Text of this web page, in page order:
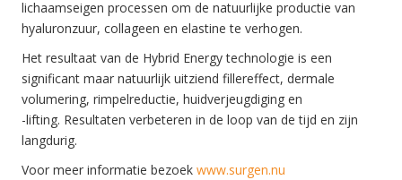
lichaamseigen processen om de natuurlijke productie van
hyaluronzuur, collageen en elastine te verhogen.
Het resultaat van de Hybrid Energy technologie is een
significant maar natuurlijk uitziend fillereffect, dermale
volumering, rimpelreductie, huidverjeugdiging en
-lifting. Resultaten verbeteren in de loop van de tijd en zijn
langdurig.
Voor meer informatie bezoek www.surgen.nu